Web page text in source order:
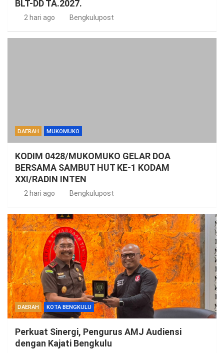
BLT-DD TA.2027.
2 hari ago Bengkulupost
DAERAH MUKOMUKO
KODIM 0428/MUKOMUKO GELAR DOA
BERSAMA SAMBUT HUT KE-1 KODAM
XXI/RADIN INTEN
2 hari ago Bengkulupost
DAERAH KOTA BENGKULU
Perkuat Sinergi, Pengurus AMJ Audiensi
dengan Kajati Bengkulu